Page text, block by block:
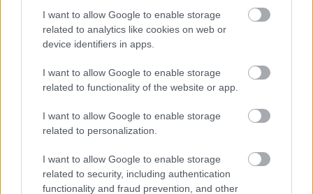
I want to allow Google to enable storage
related to analytics like cookies on web or
device identifiers in apps.
I want to allow Google to enable storage
related to functionality of the website or app.
I want to allow Google to enable storage
related to personalization.
I want to allow Google to enable storage
related to security, including authentication
functionality and fraud prevention, and other
2011.
Fotó: Randy Brooke / Getty Images Hungary
Jön még kép!